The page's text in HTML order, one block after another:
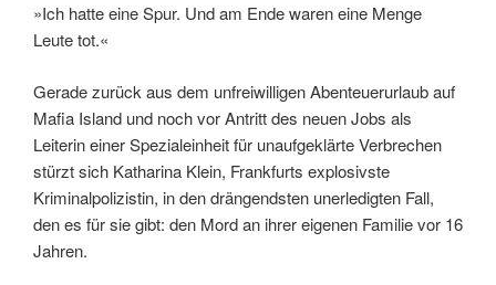
»Ich hatte eine Spur. Und am Ende waren eine Menge
Leute tot.«
Gerade zurück aus dem unfreiwilligen Abenteuerurlaub auf
Mafia Island und noch vor Antritt des neuen Jobs als
Leiterin einer Spezialeinheit für unaufgeklärte Verbrechen
stürzt sich Katharina Klein, Frankfurts explosivste
Kriminalpolizistin, in den drängendsten unerledigten Fall,
den es für sie gibt: den Mord an ihrer eigenen Familie vor 16
Jahren.